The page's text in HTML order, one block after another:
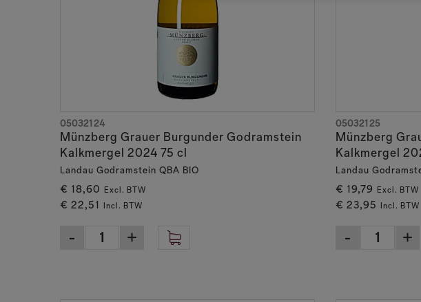
Münzberg Grauer Burgunder Godramstein
Kalkmergel 2024 75 cl
Landau Godramstein QBA BIO
€ 18,60 Excl. BTW
€ 22,51 Incl. BTW
05032124
Münzberg
Kalkmergel
Landau
€ 19,79 Excl. BTW
€ 23,95 Incl. BTW
05032125